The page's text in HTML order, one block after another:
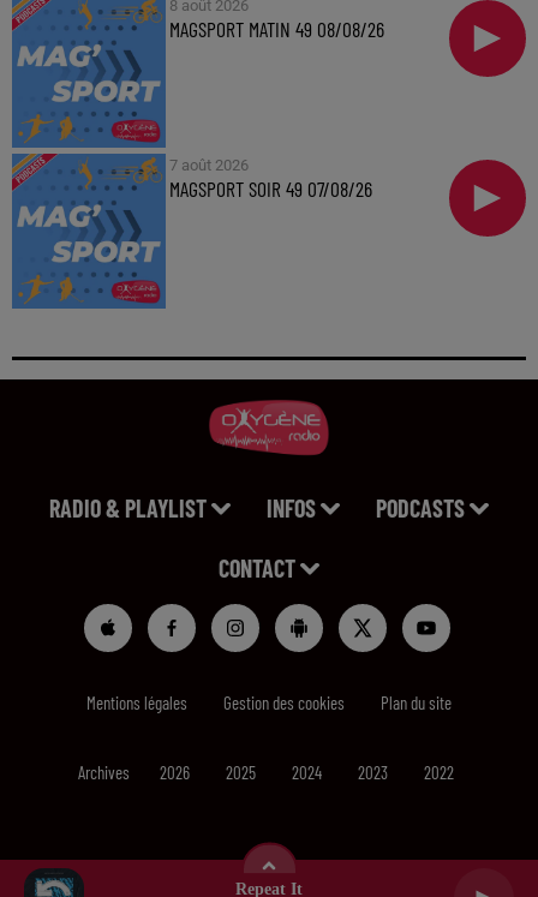
Repeat It
8 août 2026
MAGSPORT MATIN 49 08/08/26
7 août 2026
MAGSPORT SOIR 49 07/08/26
RADIO & PLAYLIST INFOS PODCASTS
CONTACT
Mentions légales Gestion des cookies Plan du site
Archives 2026 2025 2024 2023 2022